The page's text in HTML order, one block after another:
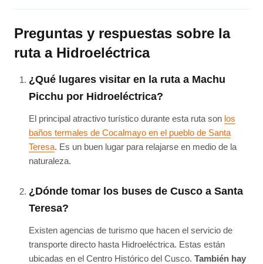
Preguntas y respuestas sobre la
ruta a Hidroeléctrica
¿Qué lugares visitar en la ruta a Machu
Picchu por Hidroeléctrica?
El principal atractivo turístico durante esta ruta son los
baños termales de Cocalmayo en el pueblo de Santa
Teresa. Es un buen lugar para relajarse en medio de la
naturaleza.
¿Dónde tomar los buses de Cusco a Santa
Teresa?
Existen agencias de turismo que hacen el servicio de
transporte directo hasta Hidroeléctrica. Estas están
ubicadas en el Centro Histórico del Cusco. También hay